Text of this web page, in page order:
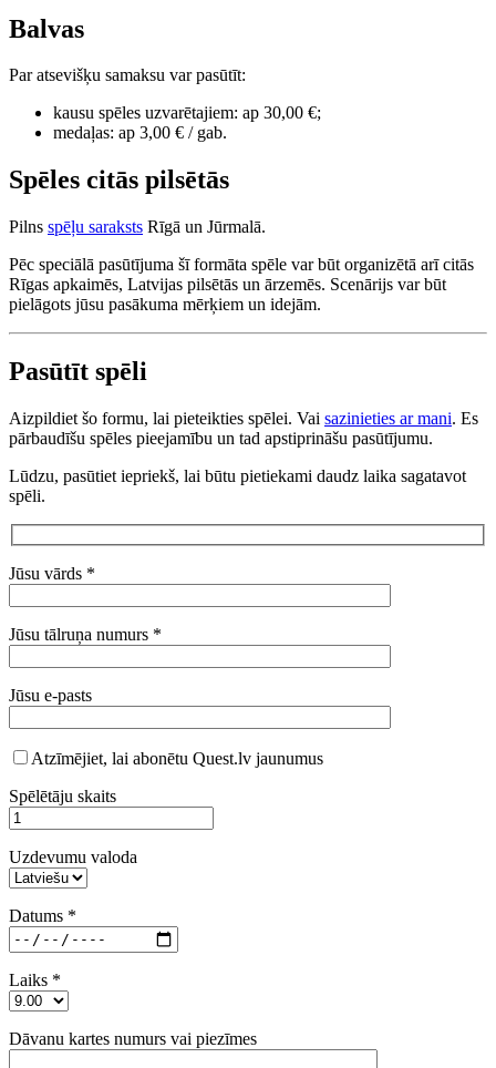
Balvas
Par atsevišķu samaksu var pasūtīt:
kausu spēles uzvarētajiem: ap 30,00 €;
medaļas: ap 3,00 € / gab.
Spēles citās pilsētās
Pilns spēļu saraksts Rīgā un Jūrmalā.
Pēc speciālā pasūtījuma šī formāta spēle var būt organizētā arī citās
Rīgas apkaimēs, Latvijas pilsētās un ārzemēs. Scenārijs var būt
pielāgots jūsu pasākuma mērķiem un idejām.
Pasūtīt spēli
Aizpildiet šo formu, lai pieteikties spēlei. Vai sazinieties ar mani. Es
pārbaudīšu spēles pieejamību un tad apstiprināšu pasūtījumu.
Lūdzu, pasūtiet iepriekš, lai būtu pietiekami daudz laika sagatavot
spēli.
Jūsu vārds *
Jūsu tālruņa numurs *
Jūsu e-pasts
Atzīmējiet, lai abonētu Quest.lv jaunumus
Spēlētāju skaits
Uzdevumu valoda
Datums *
Laiks *
Dāvanu kartes numurs vai piezīmes